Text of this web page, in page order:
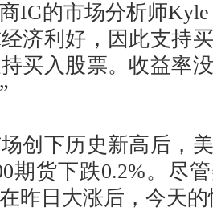
的市场分析师Kyle
济利好，因此支持
买入股票。收益率
下历史新高后，美
期货下跌0.2%。尽
昨日大涨后，今天